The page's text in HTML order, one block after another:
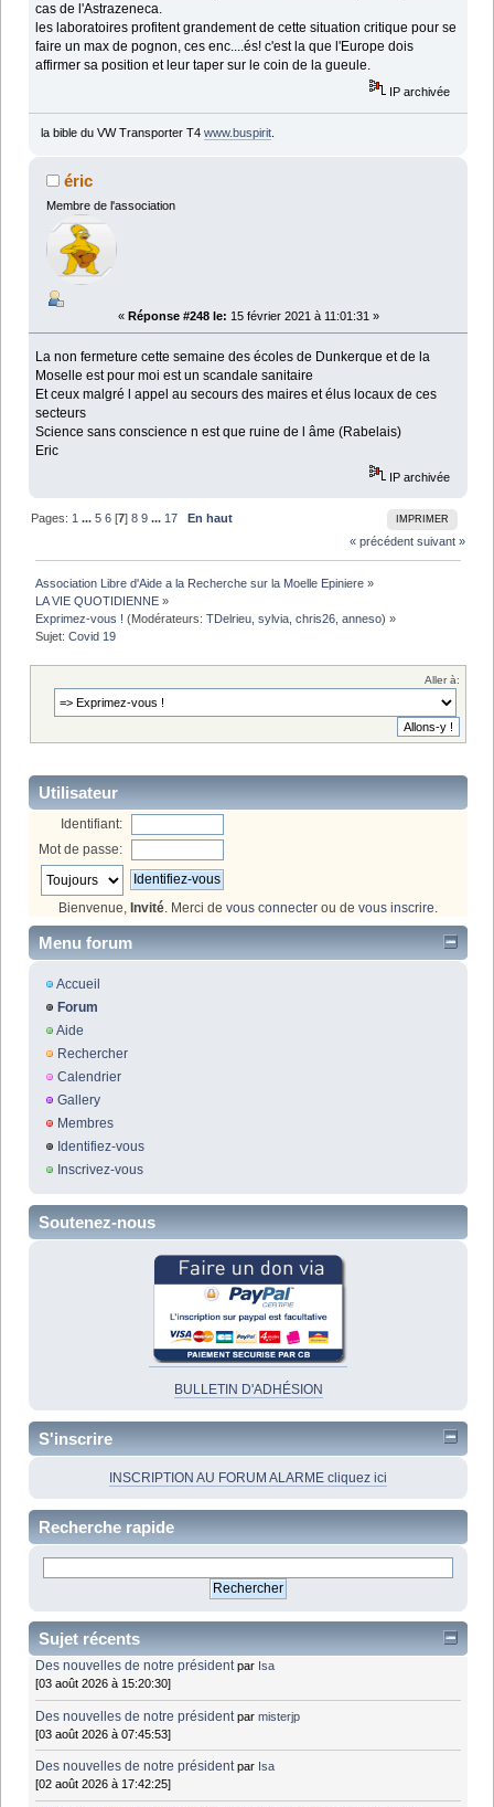
cas de l'Astrazeneca.
les laboratoires profitent grandement de cette situation critique pour se
faire un max de pognon, ces enc....és! c'est la que l'Europe dois
affirmer sa position et leur taper sur le coin de la gueule.
IP archivée
la bible du VW Transporter T4 www.buspirit.
éric
Membre de l'association
« Réponse #248 le: 15 février 2021 à 11:01:31 »
La non fermeture cette semaine des écoles de Dunkerque et de la
Moselle est pour moi est un scandale sanitaire
Et ceux malgré l appel au secours des maires et élus locaux de ces
secteurs
Science sans conscience n est que ruine de l âme (Rabelais)
Eric
IP archivée
IMPRIMER
Pages: 1 ...5 6 [7]8 9 ... 17
En haut
« précédent suivant »
Association Libre d'Aide a la Recherche sur la Moelle Epiniere »
LA VIE QUOTIDIENNE »
Exprimez-vous ! (Modérateurs:TDelrieu ,sylvia ,chris26 ,anneso) »
Sujet:Covid 19
Aller à:
Utilisateur
Identifiant:
Mot de passe:
Bienvenue, Invité . Merci de vous connecter ou de vous inscrire
Menu forum
Accueil
Forum
Aide
Rechercher
Calendrier
Gallery
Membres
Identifiez-vous
Inscrivez-vous
Soutenez-nous
BULLETIN D'ADHÉSION
S'inscrire
INSCRIPTION AU FORUM ALARME cliquez ici
Recherche rapide
Sujet récents
Des nouvelles de notre président par Isa
[03 août 2026 à 15:20:30]
Des nouvelles de notre président parmisterjp
[03 août 2026 à 07:45:53]
Des nouvelles de notre président par Isa
[02 août 2026 à 17:42:25]